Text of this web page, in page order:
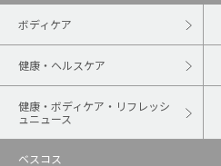
ボディケア
健康・ヘルスケア
健康・ボディケア・リフレッシ
ュニュース
ベスコス